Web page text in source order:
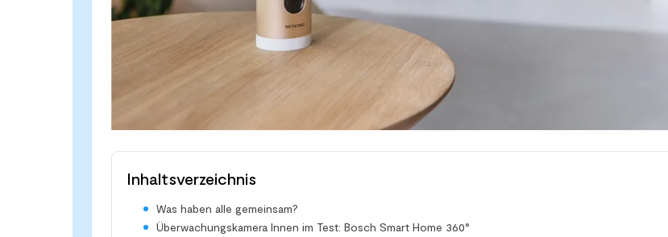
Inhaltsverzeichnis
Was haben alle gemeinsam?
Überwachungskamera Innen im Test: Bosch Smart Home 360°